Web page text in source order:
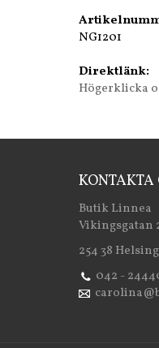
NG1201
Direktlänk:
Högerklicka
KONTAKTA
Butik Linnea
Vikingsgatan
254 38
042 -